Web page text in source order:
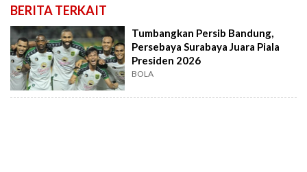
BERITA TERKAIT
Tumbangkan Persib Bandung,
Persebaya Surabaya Juara Piala
Presiden 2026
BOLA